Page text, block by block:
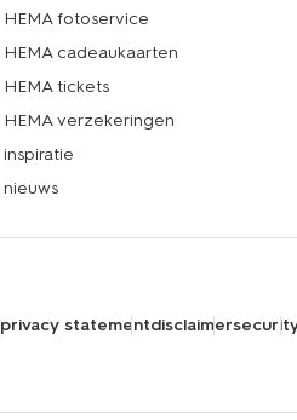
HEMA fotoservice
HEMA cadeaukaarten
HEMA tickets
HEMA verzekeringen
inspiratie
nieuws
privacy statementdisclaimer